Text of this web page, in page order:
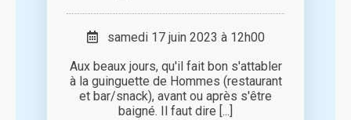
samedi 17 juin 2023 à 12h00
Aux beaux jours, qu'il fait bon s'attabler
à la guinguette de Hommes (restaurant
et bar/snack), avant ou après s'être
baigné. Il faut dire [...]